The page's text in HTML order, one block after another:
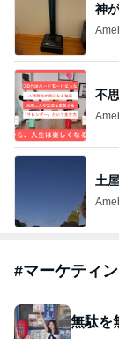
神
不
土
#マーケティ
無駄を